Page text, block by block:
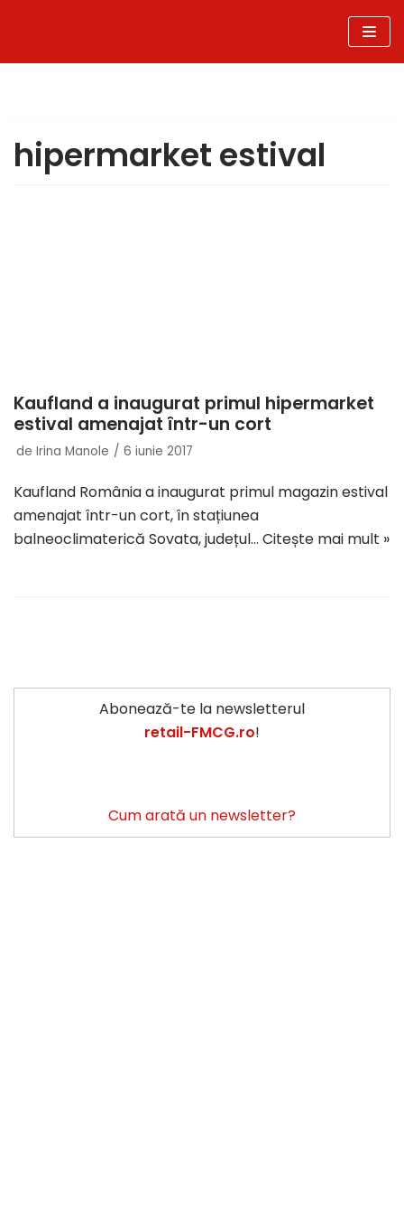
hipermarket estival
Kaufland a inaugurat primul hipermarket
estival amenajat într-un cort
de Irina Manole 6 iunie 2017
Kaufland România a inaugurat primul magazin estival
amenajat într-un cort, în stațiunea
balneoclimaterică Sovata, județul… Citește mai mult »
Abonează-te la newsletterul
retail-FMCG.ro!
Cum arată un newsletter?